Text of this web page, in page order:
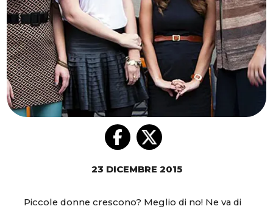
23 DICEMBRE 2015
Piccole donne crescono? Meglio di no! Ne va di